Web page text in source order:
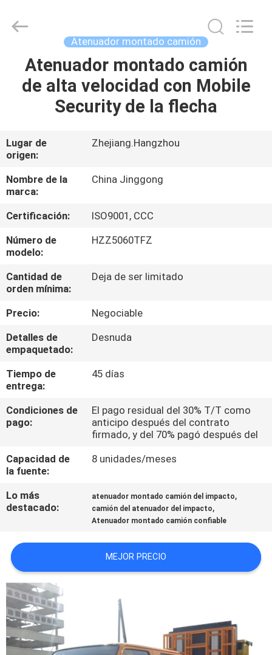
HOGAR
PRODUCTOS
SOBRE
NOSOTROS
VIAJE
DE
LA
DE
CALIDAD
ÉNTRENOS
EN
CONTACTO
UNA
CITA
MAPA
DEL
SITIO
SPECIAL
PURPOSE
Reserved.
Atenuador montado camión
Atenuador montado camión
de alta velocidad con Mobile
Security de la flecha
Lugar de
origen:
Zhejiang.Hangzhou
Nombre de la
marca:
China Jinggong
Certificación:
ISO9001, CCC
Número de
modelo:
HZZ5060TFZ
Cantidad de
orden mínima:
Deja de ser limitado
Precio:
Negociable
Detalles de
empaquetado:
Desnuda
Tiempo de
entrega:
45 días
Condiciones de
pago:
El pago residual del 30% T/T como
anticipo después del contrato
firmado, y del 70% pagó después del
Capacidad de
la fuente:
8 unidades/meses
Lo más
destacado:
atenuador montado camión del impacto,
camión del atenuador del impacto,
Atenuador montado camión confiable
MEJOR PRECIO